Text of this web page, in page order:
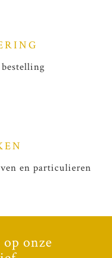
bestelling
en particulieren
onze